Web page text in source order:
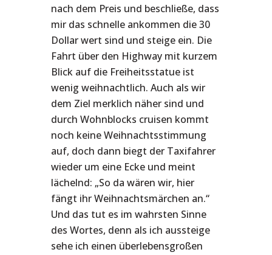
nach dem Preis und beschließe, dass
mir das schnelle ankommen die 30
Dollar wert sind und steige ein. Die
Fahrt über den Highway mit kurzem
Blick auf die Freiheitsstatue ist
wenig weihnachtlich. Auch als wir
dem Ziel merklich näher sind und
durch Wohnblocks cruisen kommt
noch keine Weihnachtsstimmung
auf, doch dann biegt der Taxifahrer
wieder um eine Ecke und meint
lächelnd: „So da wären wir, hier
fängt ihr Weihnachtsmärchen an.“
Und das tut es im wahrsten Sinne
des Wortes, denn als ich aussteige
sehe ich einen überlebensgroßen